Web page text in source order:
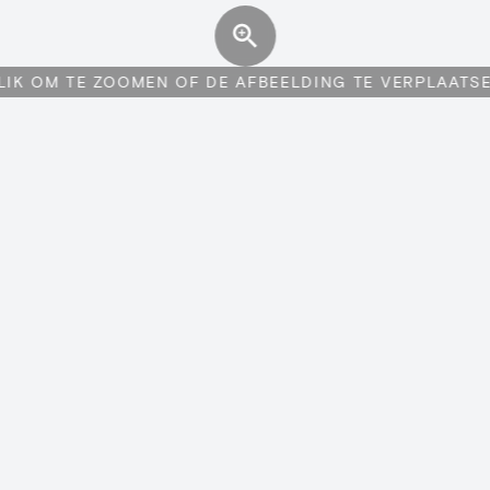
OM TE ZOOMEN OF DE AFBEELDING TE